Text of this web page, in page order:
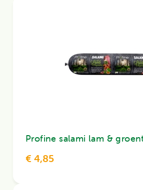
Profine salami lam &
€ 4,85